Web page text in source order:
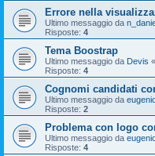
Errore nella
Ultimo messaggio da
Risposte: 4
Tema Boostrap
Ultimo messaggio da Devis «
Risposte: 4
Cognomi candidati
Ultimo messaggio da
Risposte: 2
Problema con logo
Ultimo messaggio da
Risposte: 4